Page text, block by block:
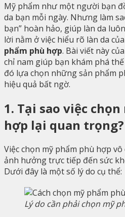
Mỹ phẩm như một người bạn
da bạn mỗi ngày. Nhưng làm
bạn” hoàn hảo, giúp làn da
lời nằm ở việc hiểu rõ làn da
phẩm phù hợp. Bài viết này của
chỉ nam giúp bạn khám phá
đó lựa chọn những sản phẩm
hiệu quả bất ngờ.
1. Tại sao việc
hợp lại quan trọng?
Việc chọn mỹ phẩm phù hợp
ảnh hưởng trực tiếp đến sức
Dưới đây là một số lý do cụ thể:
Lý do cần phải chọn mỹ